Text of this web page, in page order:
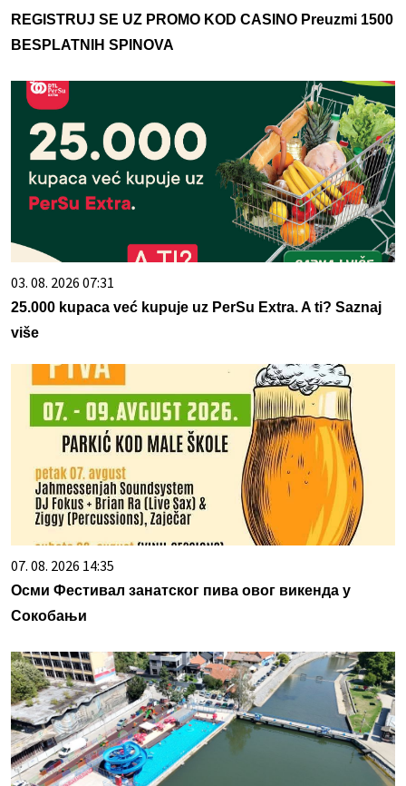
REGISTRUJ SE UZ PROMO KOD CASINO Preuzmi 1500
BESPLATNIH SPINOVA
03. 08. 2026 07:31
25.000 kupaca već kupuje uz PerSu Extra. A ti? Saznaj
više
07. 08. 2026 14:35
Осми Фестивал занатског пива овог викенда у
Сокобањи